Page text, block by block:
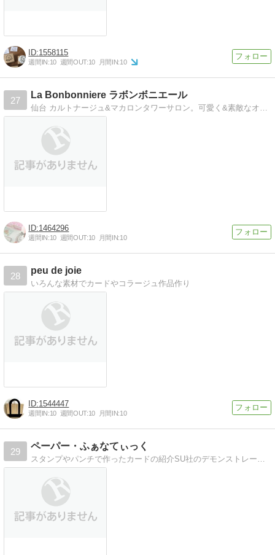
1558115
週間IN:10 週間OUT:10 月間IN:10
27
La Bonbonniere ラボンボニエール
1464296
週間IN:10 週間OUT:10 月間IN:10
28
peu de joie
いろんな素材でカードやコラージュ作品作り
1544447
週間IN:10 週間OUT:10 月間IN:10
29
ペーパー・ふぁなてぃっく